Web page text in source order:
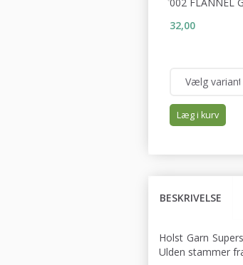
32,00
Læg i kurv
BESKRIVELSE
Holst Garn
Ulden stammer